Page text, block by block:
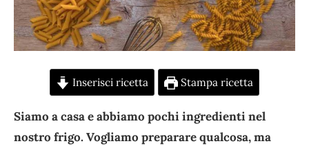
Inserisci ricetta Stampa ricetta
Siamo a casa e abbiamo pochi ingredienti nel
nostro frigo. Vogliamo preparare qualcosa, ma